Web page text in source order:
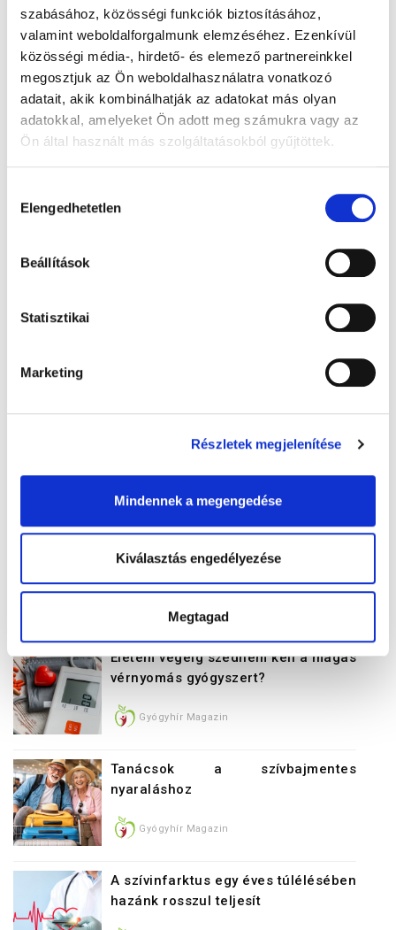
szabásához, közösségi funkciók biztosításához,
valamint weboldalforgalmunk elemzéséhez. Ezenkívül
közösségi média-, hirdető- és elemező partnereinkkel
megosztjuk az Ön weboldalhasználatra vonatkozó
adatait, akik kombinálhatják az adatokat más olyan
adatokkal, amelyeket Ön adott meg számukra vagy az
Ön által használt más szolgáltatásokból gyűjtöttek.
kiválasztása
Elengedhetetlen
Beállítások
Statisztikai
Marketing
Részletek megjelenítése
Mindennek a megengedése
Kiválasztás engedélyezése
Megtagad
meghatározni, hogy az edzés ne csak biztonságos legyen,
de még az alapállapotot is javítsa.
Összeségében tehát elmondható, hogy szívelégtelenség
esetén sem tilos a mozgás, sőt, megfelelő beállítva,
rendszeres ellenőrzés mellett számos előnyös hatása
lehet. A betegeknek azonban feltétlenül szükséges a
rendszeres kardiológiai kontroll és lehetőleg a
Forrás: Életmód Orvosi Központ – Prima Medica
Gyógyhír Magazin
SZÍVBETEGSÉG
Életem végéig szednem kell a magas
vérnyomás gyógyszert?
Gyógyhír Magazin
Tanácsok a szívbajmentes
nyaraláshoz
Gyógyhír Magazin
A szívinfarktus egy éves túlélésében
hazánk rosszul teljesít